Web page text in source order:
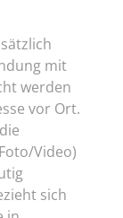
mit
werden
vor Ort.
Video)
sich